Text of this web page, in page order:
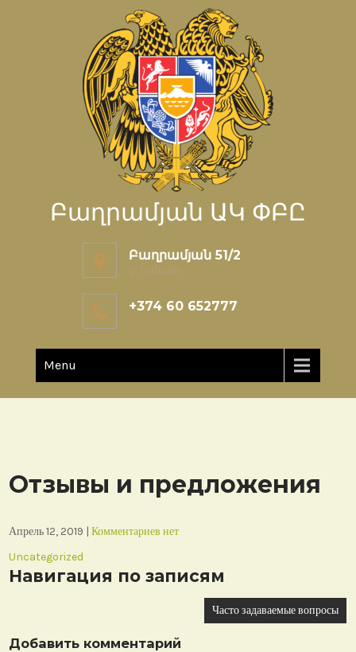
Բաղրամյան ԱԿ ՓԲԸ
Բաղրամյան 51/2
ք. Երևան
+374 60 652777
Menu
Отзывы и предложения
Апрель 12, 2019 |Комментариев нет
Uncategorized
Навигация по записям
Часто задаваемые вопросы
Добавить комментарий